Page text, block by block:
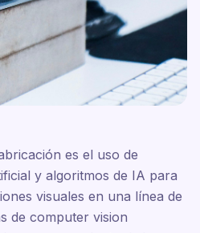
es el uso de
y algoritmos de IA para
visuales en una línea de
de computer vision